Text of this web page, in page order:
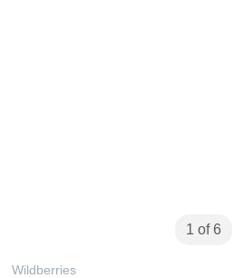
1 of 6
Wildberries